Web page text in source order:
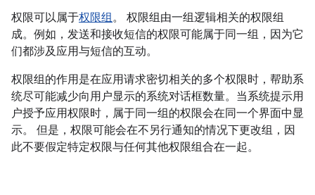
权限可以属于权限组。 权限组由一组逻辑相关的权限组
成。例如，发送和接收短信的权限可能属于同一组，因为它
们都涉及应用与短信的互动。
权限组的作用是在应用请求密切相关的多个权限时，帮助系
统尽可能减少向用户显示的系统对话框数量。当系统提示用
户授予应用权限时，属于同一组的权限会在同一个界面中显
示。 但是，权限可能会在不另行通知的情况下更改组，因
此不要假定特定权限与任何其他权限组合在一起。